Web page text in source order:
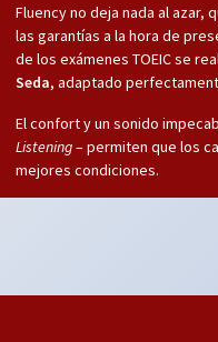
Fluency no deja nada al azar,
las garantías a la hora de
de los exámenes TOEIC se
Seda, adaptado
El confort y un sonido
Listening– permiten que los
mejores condiciones.